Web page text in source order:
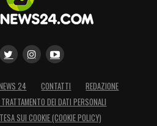
24 CONTATTI
REDAZIONE
DEI DATI PERSONALI
SUI COOKIE (COOKIE POLICY)